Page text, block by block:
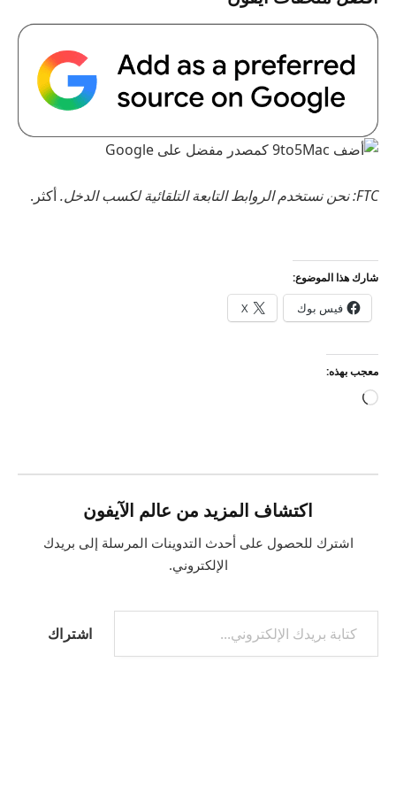
FTC: نحن نستخدم الروابط التابعة التلقائية لكسب الدخل. أكثر.
شارك هذا الموضوع:
فيس بوك X
معجب بهذه:
جاري
اكتشاف المزيد من عالم الآيفون
اشترك للحصول على أحدث التدوينات المرسلة إلى بريدك
الإلكتروني.
كتابة بريدك الإلكتروني...
اشتراك